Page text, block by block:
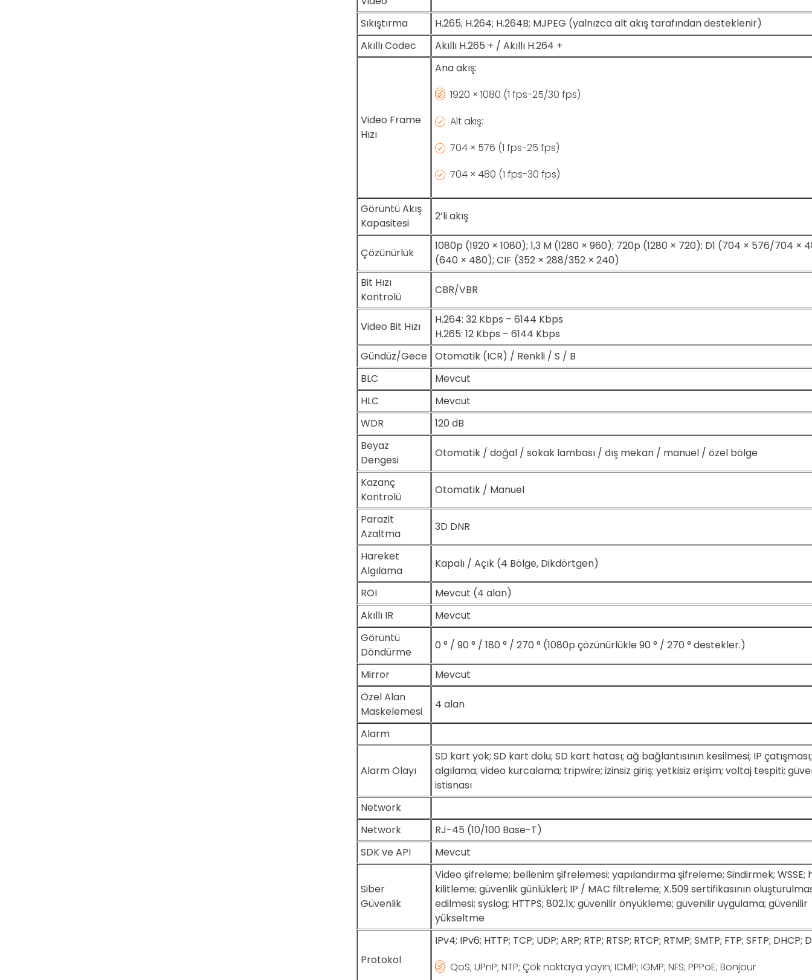
Sıkıştırma
H.265; H.264; H.264B; MJPEG (yalnızca alt akış tarafından desteklenir)
Akıllı Codec
Akıllı H.265 + / Akıllı H.264 +
Video Frame
Hızı
Ana akış:
1920 × 1080 (1 fps-25/30 fps)
Alt akış:
704 × 576 (1 fps-25 fps)
704 × 480 (1 fps-30 fps)
Görüntü Akış
Kapasitesi
2’li akış
Çözünürlük
1080p (1920 × 1080); 1,3 M (1280 × 960); 720p (1280 × 720); D1 (704 × 576/704 ×
(640 × 480); CIF (352 × 288/352 × 240)
Bit Hızı
Kontrolü
CBR/VBR
Video Bit Hızı
H.264: 32 Kbps – 6144 Kbps
H.265: 12 Kbps – 6144 Kbps
Gündüz/Gece
Otomatik (ICR) / Renkli / S / B
BLC
Mevcut
HLC
Mevcut
WDR
120 dB
Beyaz
Dengesi
Otomatik / doğal / sokak lambası / dış mekan / manuel / özel bölge
Kazanç
Kontrolü
Otomatik / Manuel
Parazit
Azaltma
3D DNR
Hareket
Algılama
Kapalı / Açık (4 Bölge, Dikdörtgen)
ROI
Mevcut (4 alan)
Akıllı IR
Mevcut
Görüntü
Döndürme
0 ° / 90 ° / 180 ° / 270 ° (1080p çözünürlükle 90 ° / 270 ° destekler.)
Mirror
Mevcut
Özel Alan
Maskelemesi
4 alan
Alarm
Alarm Olayı
SD kart yok; SD kart dolu; SD kart hatası; ağ bağlantısının kesilmesi; IP
algılama; video kurcalama; tripwire; izinsiz giriş; yetkisiz erişim; voltaj tespiti;
istisnası
Network
Network
RJ-45 (10/100 Base-T)
SDK ve API
Mevcut
Siber
Güvenlik
Video şifreleme; bellenim şifrelemesi; yapılandırma şifreleme; Sindirmek; WSSE;
kilitleme; güvenlik günlükleri; IP / MAC filtreleme; X.509 sertifikasının
edilmesi; syslog; HTTPS; 802.1x; güvenilir önyükleme; güvenilir uygulama; güvenilir
yükseltme
Protokol
IPv4; IPv6; HTTP; TCP; UDP; ARP; RTP; RTSP; RTCP; RTMP; SMTP; FTP; SFTP; DHCP;
QoS; UPnP; NTP; Çok noktaya yayın; ICMP; IGMP; NFS; PPPoE; Bonjour